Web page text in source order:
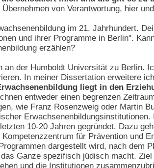
von Verantwortung, hier
im 21. Jahrhundert.
und ihrer Programme in Berlin".
erzählen?
an der Humboldt Universität zu Berlin.
In meiner Dissertation erweitere
liegt in den
entweder einen begrenzen
wie Franz Rosenzweig oder Martin
10-20 Jahren gegründet. Dazu
für Prävention und
dargestellt wird, nach dem
Ganze spezifisch jüdisch macht.
und die Institutionen